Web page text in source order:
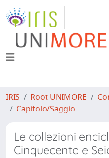
IRIS Root UNIMORE
Capitolo/Saggio
Le collezioni
Cinquecento e